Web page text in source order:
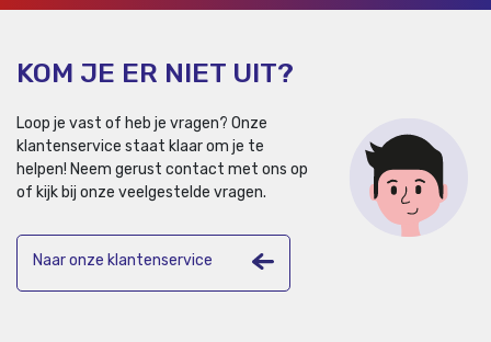
KOM JE ER NIET UIT?
Loop je vast of heb je vragen? Onze
klantenservice staat klaar om je te
helpen! Neem gerust contact met ons op
of kijk bij onze veelgestelde vragen.
Naar onze klantenservice